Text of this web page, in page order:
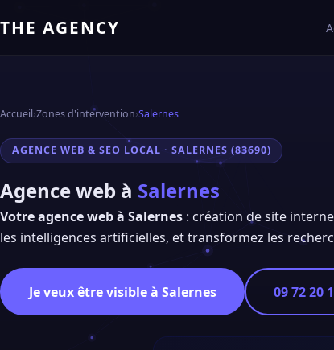
THE AGENCY
Accueil›Zones d'intervention›Salernes
AGENCE WEB & SEO LOCAL · SALERNES (83690)
Agence web à Salernes
Votre agence web à Salernes : création de site
les intelligences artificielles, et transformez les
Je veux être visible à Salernes 09 72 20